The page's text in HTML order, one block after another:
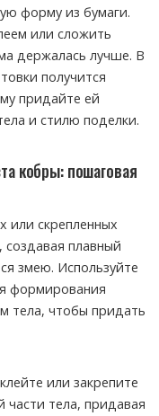
форму из бумаги.
или сложить
держалась лучше. В
получится
придайте ей
и стилю поделки.
кобры: пошаговая
или скрепленных
плавный
змею. Используйте
формирования
тела, чтобы придать
или закрепите
части тела, придавая